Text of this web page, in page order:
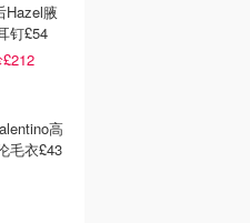
Hazel腋
钉£54
高
毛衣£43